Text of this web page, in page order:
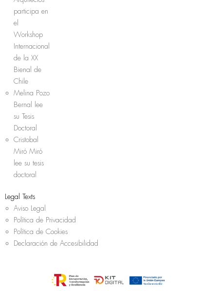
participa en
el
Workshop
Internacional
de la XX
Bienal de
Chile
Melina Pozo
Bernal lee
su Tesis
Doctoral
Cristobal
Miró Miró
lee su tesis
doctoral
Legal Texts
Aviso Legal
Política de Privacidad
Política de Cookies
Declaración de Accesibilidad